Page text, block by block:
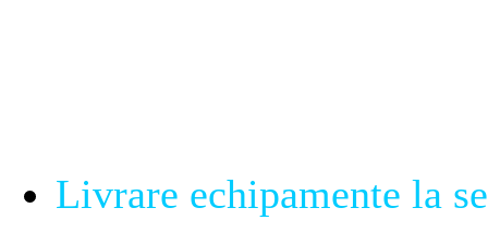
Livrare echipamente la